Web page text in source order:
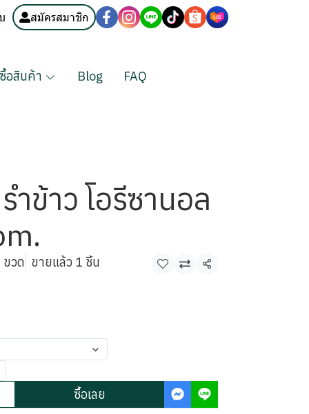
สมัครสมาชิก
อสินค้า Blog FAQ
ข้าว โอรีซานอล
ขวด ขายแล้ว 1 ชิ้น แชร์
ซื้อเลย